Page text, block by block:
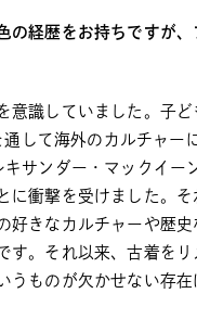
の経歴をお持ちですが、
識していました。子ど
して海外のカルチャー
サンダー・マックイー
に衝撃を受けました。そ
好きなカルチャーや歴史
す。それ以来、古着をリ
うものが欠かせない存在